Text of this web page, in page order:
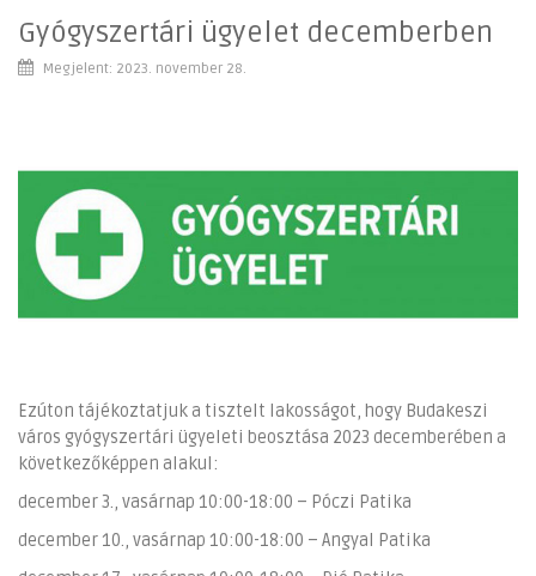
Gyógyszertári ügyelet decemberben
Megjelent: 2023. november 28.
Ezúton tájékoztatjuk a tisztelt lakosságot, hogy Budakeszi
város gyógyszertári ügyeleti beosztása 2023 decemberében a
következőképpen alakul:
december 3., vasárnap 10:00-18:00 – Póczi Patika
december 10., vasárnap 10:00-18:00 – Angyal Patika